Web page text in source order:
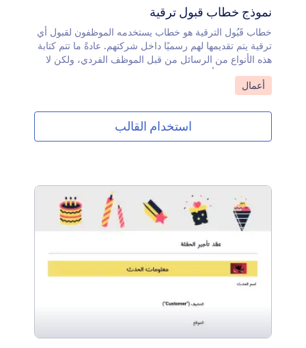
نموذج خطاب قبول ترقية
خطاب قَبُول الترقية هو خطاب يستخدمه الموظفون لقبول أي
ترقية يتم تقديمها لهم رسميًا داخل شركتهم. عادةً ما تتم كتابة
هذه الأنواع من الرسائل من قبل الموظف الفردي، ولكن لا
يضر الشركات أن يكون لديها خطاب موحد في متناول اليد
احتياجات عملك.يعد تخصيص خطاب قبول الترقية هذا أمرًا
سهلاً من خلال أداة إنشاء نماذج السحب والإفلات. تتيح لك
عملية بناء النماذج عبر الإنترنت إجراء التغييرات في لمح
يملأ كل طرف من الأطراف النموذج، سيحصل جميع الأفراد
على نسخة لسجلاتهم. قم بتنزيل أو مشاركة أو طباعة - كل
ذلك من حساب Jotform Sign الخاص بك.
انتقل إلى الفئة:
أعمال
استخدام القالب